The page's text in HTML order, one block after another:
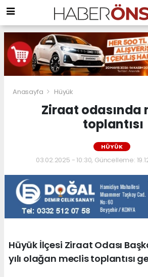
Anasayfa Hüyük
Ziraat odasında
toplantısı
HÜYÜK
03.02.2025 - 10:30, Güncelleme:
Hüyük İlçesi Ziraat Odası
yılı olağan meclis toplantısı